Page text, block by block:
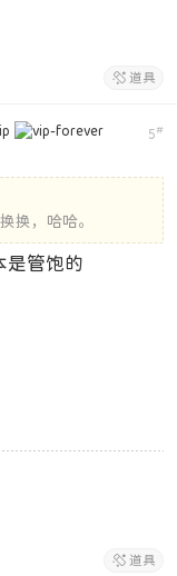
 道具
5#
换，哈哈。
是管饱的
 道具